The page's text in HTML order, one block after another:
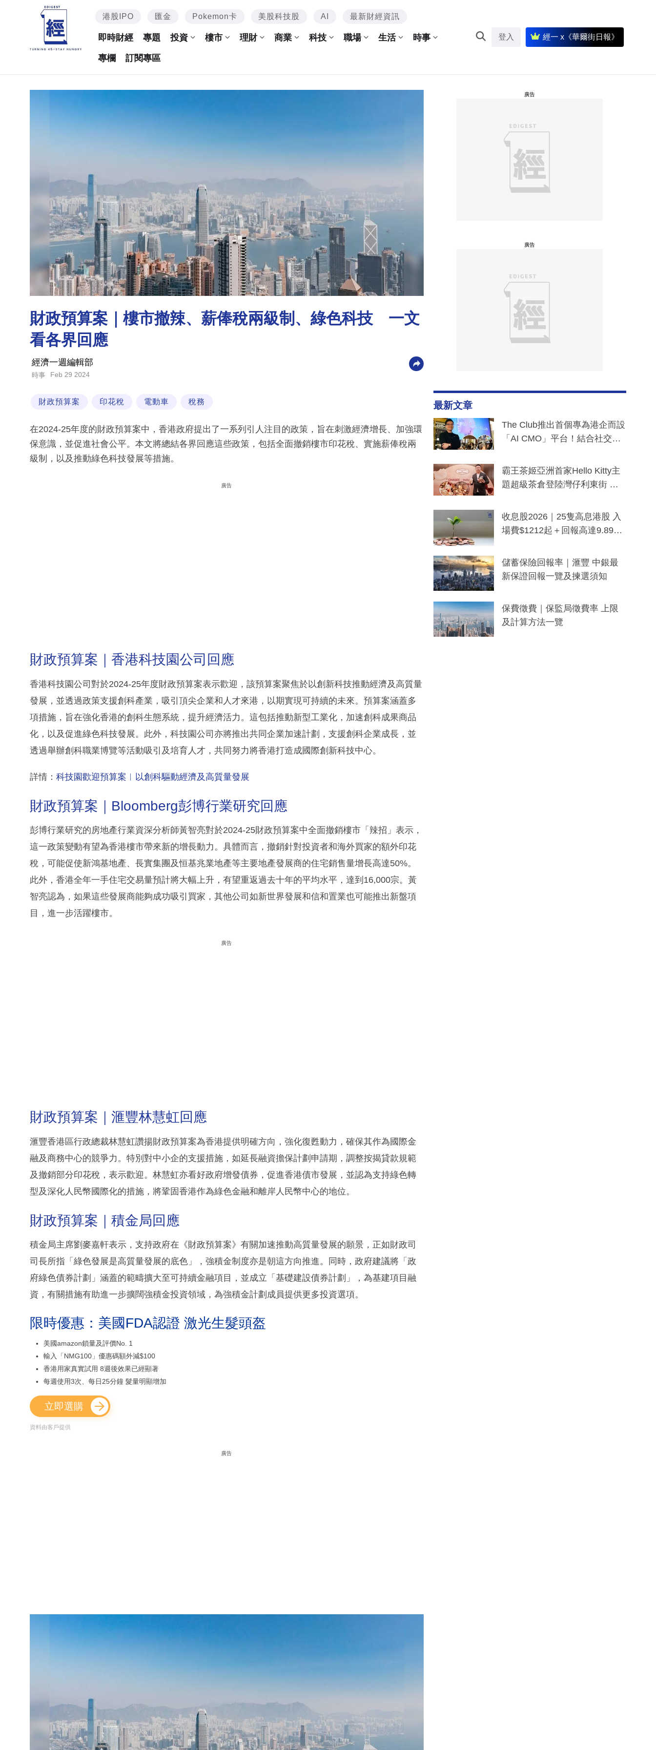
港股IPO 匯金 Pokemon卡 美股科技股 AI 最新財經資訊
即時財經 專題 投資 樓市 理財 商業 科技 職場 生活 時事
專欄 訂閱專區
登入 經一 x《華爾街日報》
財政預算案｜樓市撤辣、薪俸稅兩級制、綠色科技 一文
看各界回應
經濟一週編輯部
時事 Feb 29 2024
財政預算案 印花稅 電動車 稅務
在2024-25年度的財政預算案中，香港政府提出了一系列引人注目的政策，旨在刺激經濟增長、加強環
保意識，並促進社會公平。本文將總結各界回應這些政策，包括全面撤銷樓市印花稅、實施薪俸稅兩
級制，以及推動綠色科技發展等措施。
廣告
財政預算案｜香港科技園公司回應
香港科技園公司對於2024-25年度財政預算案表示歡迎，該預算案聚焦於以創新科技推動經濟及高質量
發展，並透過政策支援創科產業，吸引頂尖企業和人才來港，以期實現可持續的未來。預算案涵蓋多
項措施，旨在強化香港的創科生態系統，提升經濟活力。這包括推動新型工業化，加速創科成果商品
化，以及促進綠色科技發展。此外，科技園公司亦將推出共同企業加速計劃，支援創科企業成長，並
透過舉辦創科職業博覽等活動吸引及培育人才，共同努力將香港打造成國際創新科技中心。
詳情： 科技園歡迎預算案︳以創科驅動經濟及高質量發展
財政預算案｜Bloomberg彭博行業研究回應
彭博行業研究的房地產行業資深分析師黃智亮對於2024-25財政預算案中全面撤銷樓市「辣招」表示，
這一政策變動有望為香港樓市帶來新的增長動力。具體而言，撤銷針對投資者和海外買家的額外印花
稅，可能促使新鴻基地產、長實集團及恒基兆業地產等主要地產發展商的住宅銷售量增長高達50%。
此外，香港全年一手住宅交易量預計將大幅上升，有望重返過去十年的平均水平，達到16,000宗。黃
智亮認為，如果這些發展商能夠成功吸引買家，其他公司如新世界發展和信和置業也可能推出新盤項
目，進一步活躍樓市。
廣告
財政預算案｜滙豐林慧虹回應
滙豐香港區行政總裁林慧虹讚揚財政預算案為香港提供明確方向，強化復甦動力，確保其作為國際金
融及商務中心的競爭力。特別對中小企的支援措施，如延長融資擔保計劃申請期，調整按揭貸款規範
及撤銷部分印花稅，表示歡迎。林慧虹亦看好政府增發債券，促進香港債市發展，並認為支持綠色轉
型及深化人民幣國際化的措施，將鞏固香港作為綠色金融和離岸人民幣中心的地位。
財政預算案｜積金局回應
積金局主席劉麥嘉軒表示，支持政府在《財政預算案》有關加速推動高質量發展的願景，正如財政司
司長所指「綠色發展是高質量發展的底色」，強積金制度亦是朝這方向推進。同時，政府建議將「政
府綠色債券計劃」涵蓋的範疇擴大至可持續金融項目，並成立「基礎建設債券計劃」，為基建項目融
資，有關措施有助進一步擴闊強積金投資領域，為強積金計劃成員提供更多投資選項。
限時優惠：美國FDA認證 激光生髮頭盔
美國amazon鎖量及評價No. 1
輸入「NMG100」優惠碼額外減$100
香港用家真實試用 8週後效果已經顯著
每週使用3次、每日25分鐘 髮量明顯增加
立即選購
資料由客戶提供
廣告
廣告
廣告
最新文章
The Club推出首個專為港企而設
「AI CMO」平台！結合社交聆
分鐘生成「貼地」宣傳短片
霸王茶姬亞洲首家Hello Kitty主
題超級茶倉登陸灣仔利東街 推
y及香港限定特調系列
收息股2026｜25隻高息港股 入
場費$1212起＋回報高達9.89
儲蓄保險回報率｜滙豐 中銀最
新保證回報一覽及揀選須知
保費徵費｜保監局徵費率 上限
及計算方法一覽